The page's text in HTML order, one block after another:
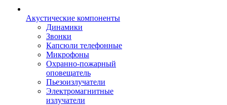
Акустические компоненты
Динамики
Звонки
Капсюли телефонные
Микрофоны
Охранно-пожарный
оповещатель
Пьезоизлучатели
Электромагнитные
излучатели